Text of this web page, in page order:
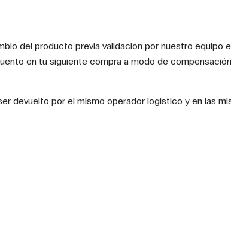
del producto previa validación por nuestro
en tu siguiente compra a modo de
devuelto por el mismo operador logístico y en las